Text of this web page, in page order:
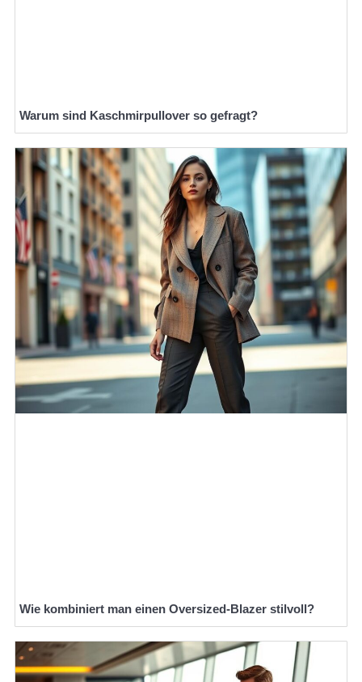
Warum sind Kaschmirpullover so gefragt?
Wie kombiniert man einen Oversized-Blazer stilvoll?